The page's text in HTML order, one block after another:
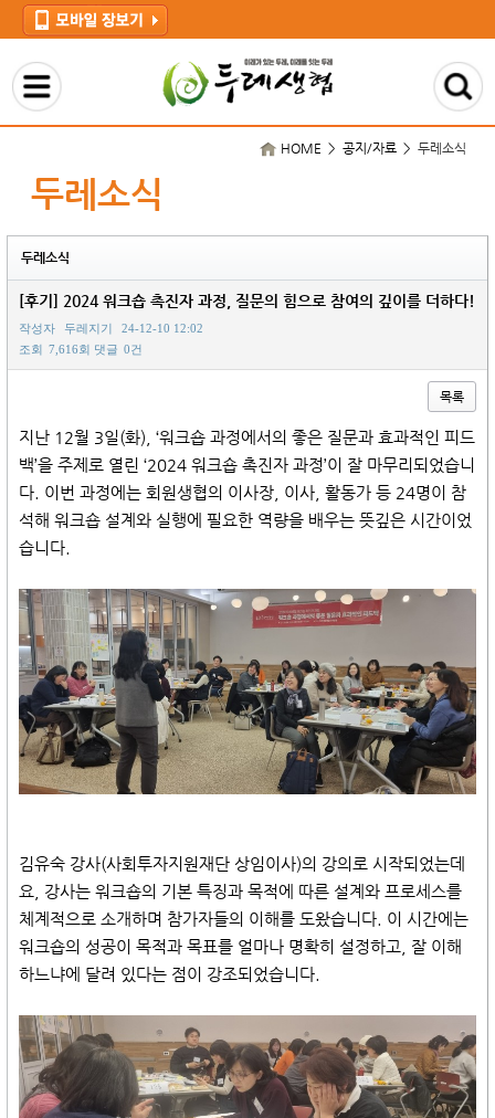
두레소식
HOME > 공지/자료 > 두레소식
두레소식
[후기] 2024 워크숍 촉진자 과정, 질문의 힘으로 참여의 깊이를 더하다!
작성자 두레지기
24-12-10 12:02
조회 7,616회 댓글 0건
목록
본문
지난 12월 3일(화), ‘워크숍 과정에서의 좋은 질문과 효과적인 피드
백’을 주제로 열린 ‘2024 워크숍 촉진자 과정’이 잘 마무리되었습니
다. 이번 과정에는 회원생협의 이사장, 이사, 활동가 등 24명이 참
석해 워크숍 설계와 실행에 필요한 역량을 배우는 뜻깊은 시간이었
습니다.
김유숙 강사(사회투자지원재단 상임이사)의 강의로 시작되었는데
요, 강사는 워크숍의 기본 특징과 목적에 따른 설계와 프로세스를
체계적으로 소개하며 참가자들의 이해를 도왔습니다. 이 시간에는
워크숍의 성공이 목적과 목표를 얼마나 명확히 설정하고, 잘 이해
하느냐에 달려 있다는 점이 강조되었습니다.